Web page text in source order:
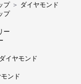
プ ＞ ダイヤモンド
プ
ー
イヤモンド
ンド